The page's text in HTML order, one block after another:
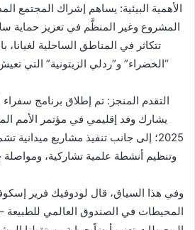
المشروع وغير المنظَّم في تعزيز حماية
تتكاثر في المناطق الساحلية لغيانا،
“الخضراء” و”ردلي الزيتونية” التي
يشارك وفد إقليمي في مؤتمر الأمم
2025؛ إلى جانب تنفيذ مشاريع
وتنظيم أنشطة علمية تشاركية، ومواصلة
وفي هذا السياق، قال لودوفيك فرير
المحيطات في الصندوق العالمي للطبيعة